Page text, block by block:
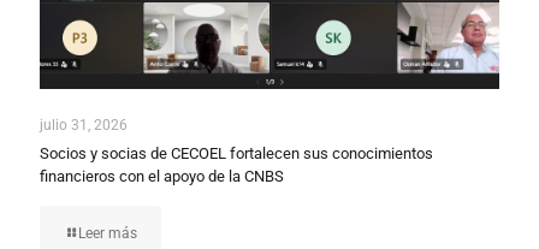
julio 31, 2026
Socios y socias de CECOEL fortalecen sus conocimientos
financieros con el apoyo de la CNBS
Leer más